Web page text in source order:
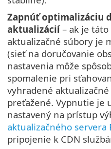
Zapnúť optimalizáciu
aktualizácií– ak je táto
aktualizačné súbory je
(sieť na doručovanie
nastavenia môže
spomalenie pri
vyhradené aktualizačné
preťažené. Vypnutie je
nastavený na prístup
aktualizačného servera
pripojenie k CDN